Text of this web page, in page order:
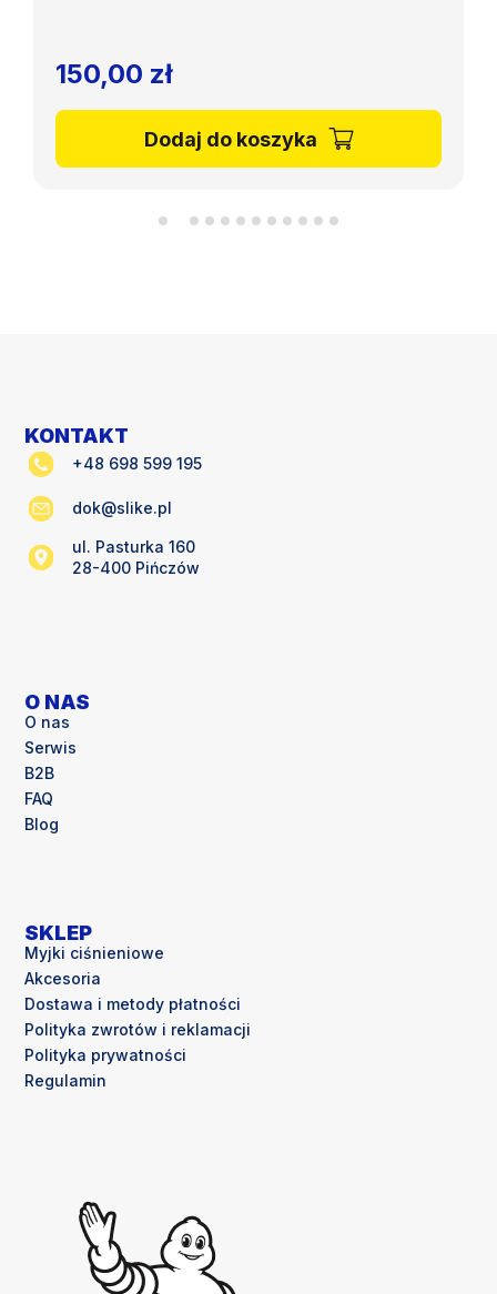
150,00 zł
Dodaj do koszyka
O NAS
O nas
Serwis
B2B
FAQ
Blog
SKLEP
Myjki ciśnieniowe
Akcesoria
Dostawa i metody płatności
Polityka zwrotów i reklamacji
Polityka prywatności
Regulamin
KONTAKT
+48 698 599 195
dok@slike.pl
ul. Pasturka 160
28-400 Pińczów